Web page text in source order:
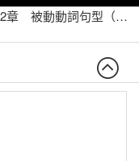
林老師的日語動詞寶典－林士鈞 第6-3-2章 被動動詞句型（中）